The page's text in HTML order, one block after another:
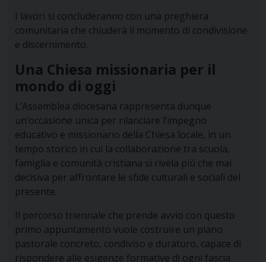
I lavori si concluderanno con una preghiera
comunitaria che chiuderà il momento di condivisione
e discernimento.
Una Chiesa missionaria per il
mondo di oggi
L’Assemblea diocesana rappresenta dunque
un’occasione unica per rilanciare l’impegno
educativo e missionario della Chiesa locale, in un
tempo storico in cui la collaborazione tra scuola,
famiglia e comunità cristiana si rivela più che mai
decisiva per affrontare le sfide culturali e sociali del
presente.
Il percorso triennale che prende avvio con questo
primo appuntamento vuole costruire un piano
pastorale concreto, condiviso e duraturo, capace di
rispondere alle esigenze formative di ogni fascia